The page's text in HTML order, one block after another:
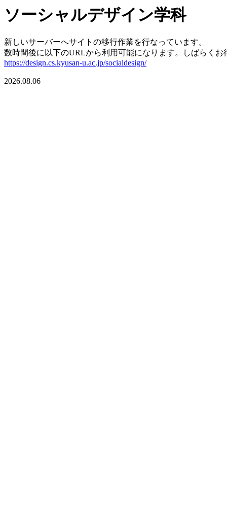
ソーシャルデザイン学科
新しいサーバーへサイトの移行作業を行なっています。
数時間後に以下のURLから利用可能になります。しばらくお
https://design.cs.kyusan-u.ac.jp/socialdesign/
2026.08.06